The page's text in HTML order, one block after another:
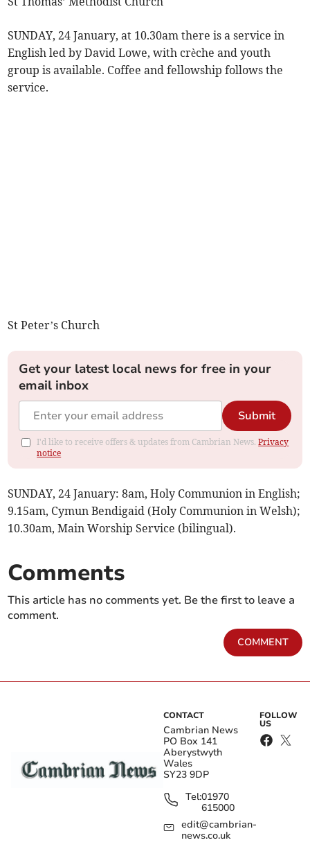
SUNDAY, 24 January, at 10.30am there is a service in
English led by David Lowe, with crèche and youth
group is available. Coffee and fellowship follows the
service.
St Peter’s Church
Get your latest local news for free in your
email inbox
Submit
I'd like to receive offers & updates from Cambrian News.Privacy
notice
SUNDAY, 24 January: 8am, Holy Communion in English;
9.15am, Cymun Bendigaid (Holy Communion in Welsh);
10.30am, Main Worship Service (bilingual).
Comments
This article has no comments yet. Be the first to leave a
comment.
COMMENT
CONTACT
Cambrian News
PO Box 141
Aberystwyth
Wales
SY23 9DP
Tel:01970
615000
edit@cambrian-
news.co.uk
FOLLOW
US